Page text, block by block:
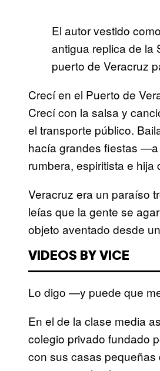
El autor vestido
antigua replica de la
puerto de Veracruz
Crecí en el Puerto de
Crecí con la salsa y
el transporte público.
hacía grandes fiestas
rumbera, espiritista e
Veracruz era un paraíso
leías que la gente se
objeto aventado desde
VIDEOS BY VICE
Lo digo —y puede que
En el de la clase media
colegio privado fundado
con sus casas